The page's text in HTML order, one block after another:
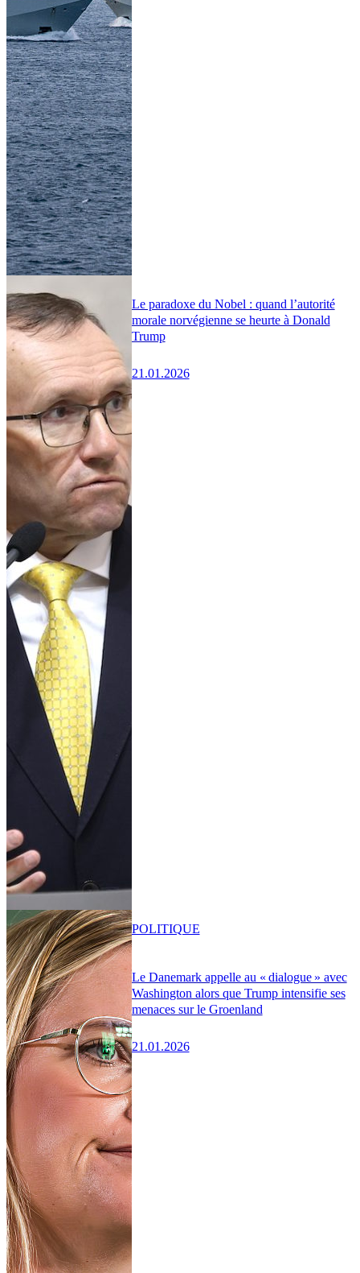
Le paradoxe du Nobel : quand l’autorité
morale norvégienne se heurte à Donald
Trump
21.01.2026
Le Danemark appelle au « dialogue » avec
Washington alors que Trump intensifie ses
menaces sur le Groenland
21.01.2026
POLITIQUE